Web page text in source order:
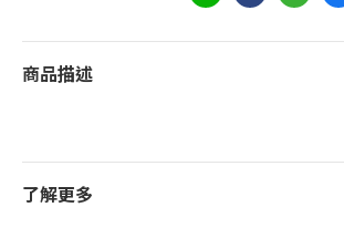
商品描述
了解更多